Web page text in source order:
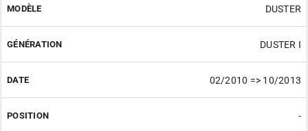
DUSTER
DUSTER I
02/2010 => 10/2013
-